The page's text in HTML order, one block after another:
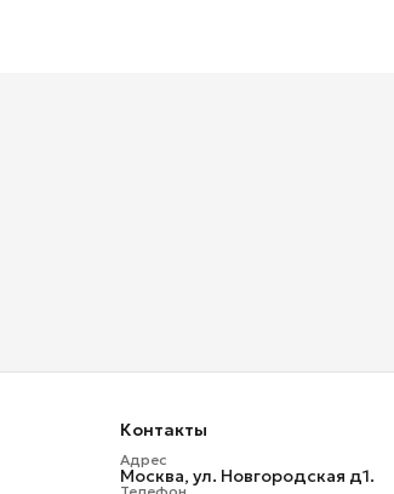
Контакты
Адрес
Москва, ул. Новгородская д1.